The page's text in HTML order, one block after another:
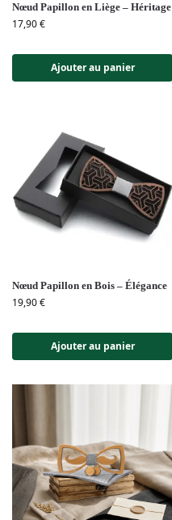
Nœud Papillon en Liège – Héritage
17,90€
Ajouter au panier
Nœud Papillon en Bois – Élégance
19,90€
Ajouter au panier